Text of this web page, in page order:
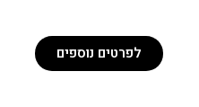
לפרטים נוספים